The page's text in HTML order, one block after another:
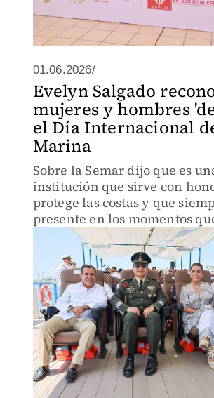
01.06.2026/
Evelyn Salgado
mujeres y hombres
el Día Internacional
Marina
Sobre la Semar dijo que es
institución que sirve con
protege las costas y que
presente en los momentos
población lo ha necesitado.